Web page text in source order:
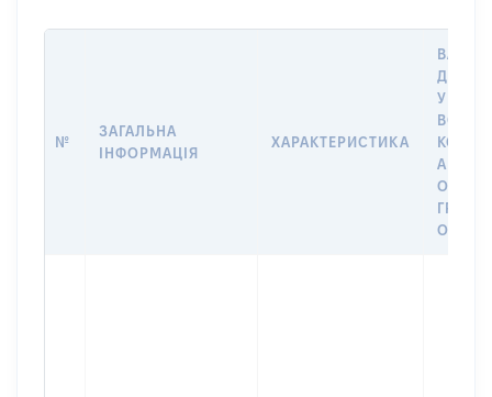
№
ЗАГАЛЬНА
ІНФОРМАЦІЯ
ХАРАКТЕРИСТИКА
ДАТУ
У
АБО